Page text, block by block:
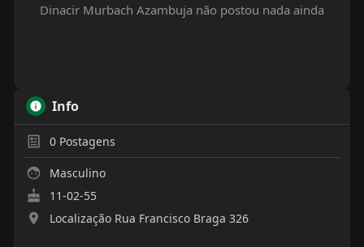
Dinacir Murbach Azambuja não postou nada ainda
Info
0Postagens
Masculino
11-02-55
Localização Rua Francisco Braga 326